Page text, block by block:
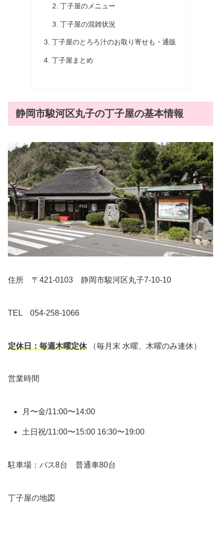
丁子屋のメニュー
丁子屋の混雑状況
丁子屋のとろろ汁のお取り寄せも・通販
丁子屋まとめ
静岡市駿河区丸子の丁子屋の基本情報
住所 〒421-0103 静岡市駿河区丸子7-10-10
TEL 054-258-1066
定休日：毎週木曜定休（毎月末 水曜、木曜のみ連休）
営業時間
月〜金/11:00〜14:00
土日祝/11:00〜15:00 16:30〜19:00
駐車場：バス8台 普通車80台
丁子屋の地図